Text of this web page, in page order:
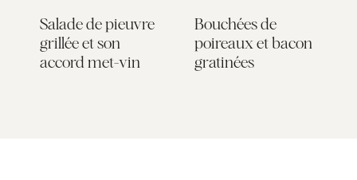
Salade de pieuvre
grillée et son
accord met-vin
Bouchées de
poireaux et bacon
gratinées